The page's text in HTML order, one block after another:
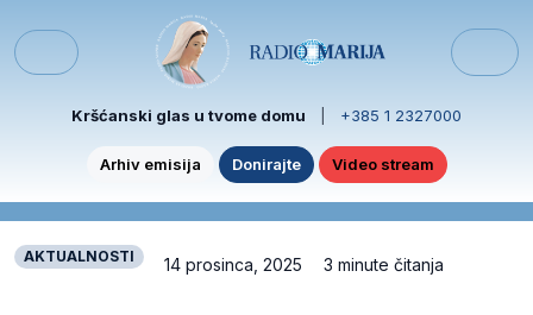
Menu
Kršćanski glas u tvome domu +385 1 2327000
Arhiv emisija Donirajte Video stream
AKTUALNOSTI 14 prosinca, 2025 3 minute čitanja